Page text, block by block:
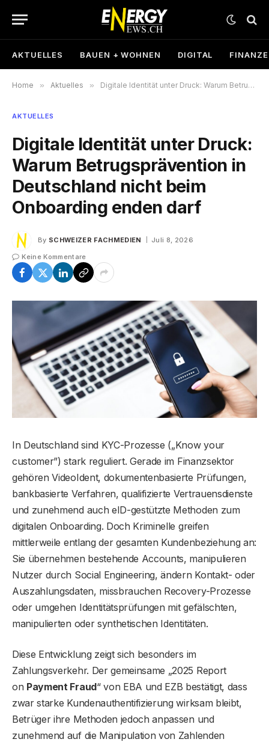
AKTUELLES BAUEN + WOHNEN DIGITAL
Home » Aktuelles » Digitale Identität unter Druck: Warum Betrugsprävention in Deutschland nicht beim Onboarding enden darf
AKTUELLES
Digitale Identität unter Druck:
Warum Betrugsprävention in
Deutschland nicht beim
Onboarding enden darf
By SCHWEIZER FACHMEDIEN
Juli 8, 2026
Keine Kommentare
In Deutschland sind KYC-Prozesse („Know your
customer”) stark reguliert. Gerade im Finanzsektor
gehören VideoIdent, dokumentenbasierte Prüfungen,
bankbasierte Verfahren, qualifizierte Vertrauensdienste
und zunehmend auch eID-gestützte Methoden zum
digitalen Onboarding. Doch Kriminelle greifen
mittlerweile entlang der gesamten Kundenbeziehung an:
Sie übernehmen bestehende Accounts, manipulieren
Nutzer durch Social Engineering, ändern Kontakt- oder
Auszahlungsdaten, missbrauchen Recovery-Prozesse
oder umgehen Identitätsprüfungen mit gefälschten,
manipulierten oder synthetischen Identitäten.
Diese Entwicklung zeigt sich besonders im
Zahlungsverkehr. Der gemeinsame „2025 Report
on Payment Fraud“ von EBA und EZB bestätigt, dass
zwar starke Kundenauthentifizierung wirksam bleibt,
Betrüger ihre Methoden jedoch anpassen und
zunehmend auf die Manipulation von Zahlenden